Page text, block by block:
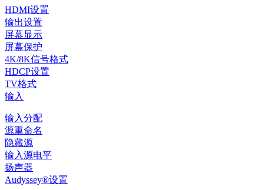
HDMI设置
输出设置
屏幕显示
屏幕保护
4K/8K信号格式
HDCP设置
TV格式
输入
输入分配
源重命名
隐藏源
输入源电平
扬声器
Audyssey®设置